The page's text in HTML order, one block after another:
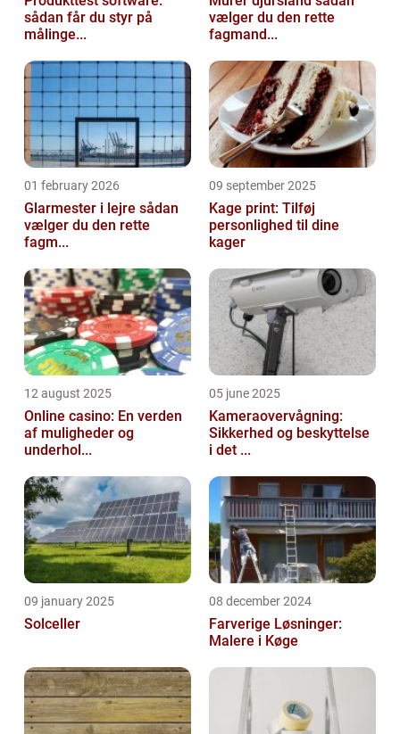
sådan får du styr på
målinge...
vælger du den rette
fagmand...
01 february 2026
Glarmester i lejre sådan
vælger du den rette
fagm...
09 september 2025
Kage print: Tilføj
personlighed til dine
kager
12 august 2025
Online casino: En verden
af muligheder og
underhol...
05 june 2025
Kameraovervågning:
Sikkerhed og beskyttelse
i det ...
09 january 2025
Solceller
08 december 2024
Farverige Løsninger:
Malere i Køge